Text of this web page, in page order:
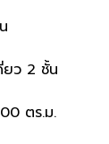
ยว 2 ชั้น
ตร.ม.